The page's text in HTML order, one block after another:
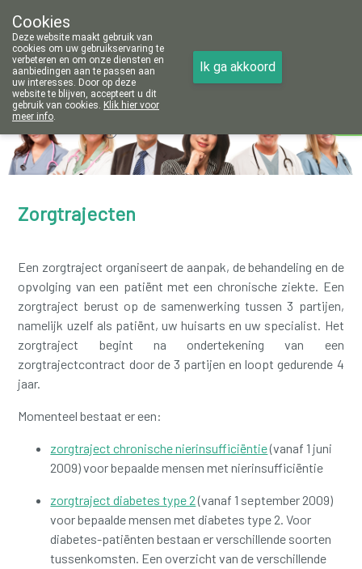
016/81 14 80
Vandaag Nugesloten
Zorgtrajecten
Een zorgtraject organiseert de aanpak, de behandeling en de
opvolging van een patiënt met een chronische ziekte. Een
zorgtraject berust op de samenwerking tussen 3 partijen,
namelijk uzelf als patiënt, uw huisarts en uw specialist. Het
zorgtraject begint na ondertekening van een
zorgtrajectcontract door de 3 partijen en loopt gedurende 4
jaar.
Momenteel bestaat er een:
zorgtraject chronische nierinsufficiëntie(vanaf 1 juni
2009) voor bepaalde mensen met nierinsufficiëntie
zorgtraject diabetes type 2(vanaf 1 september 2009)
voor bepaalde mensen met diabetes type 2. Voor
diabetes-patiënten bestaan er verschillende soorten
tussenkomsten. Een overzicht van de verschillende
Cookies
Deze website maakt gebruik van
cookies om uw gebruikservaring te
verbeteren en om onze diensten en
aanbiedingen aan te passen aan
uw interesses. Door op deze
website te blijven, accepteert u dit
gebruik van cookies. Klik hier voor
meer info.
Ik ga akkoord